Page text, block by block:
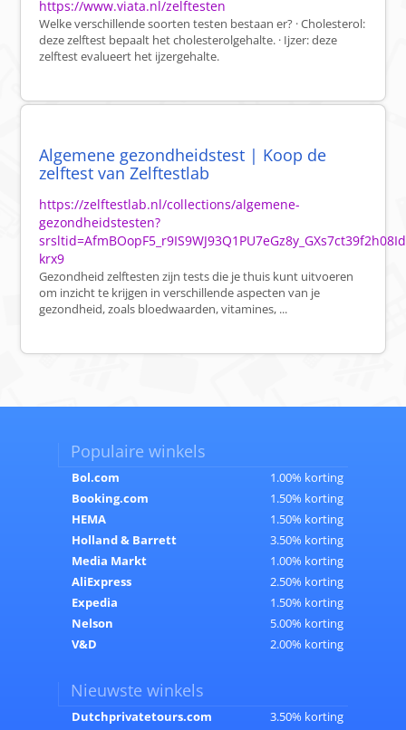
https://www.viata.nl/zelftesten
Welke verschillende soorten testen bestaan er? · Cholesterol:
deze zelftest bepaalt het cholesterolgehalte. · Ijzer: deze
zelftest evalueert het ijzergehalte.
Algemene gezondheidstest | Koop de
zelftest van Zelftestlab
https://zelftestlab.nl/collections/algemene-
gezondheidstesten?
krx9
Gezondheid zelftesten zijn tests die je thuis kunt uitvoeren
om inzicht te krijgen in verschillende aspecten van je
gezondheid, zoals bloedwaarden, vitamines, ...
Populaire winkels
Bol.com
1.00% korting
Booking.com
1.50% korting
HEMA
1.50% korting
Holland & Barrett
3.50% korting
Media Markt
1.00% korting
AliExpress
2.50% korting
Expedia
1.50% korting
Nelson
5.00% korting
V&D
2.00% korting
Nieuwste winkels
Dutchprivatetours.com
3.50% korting